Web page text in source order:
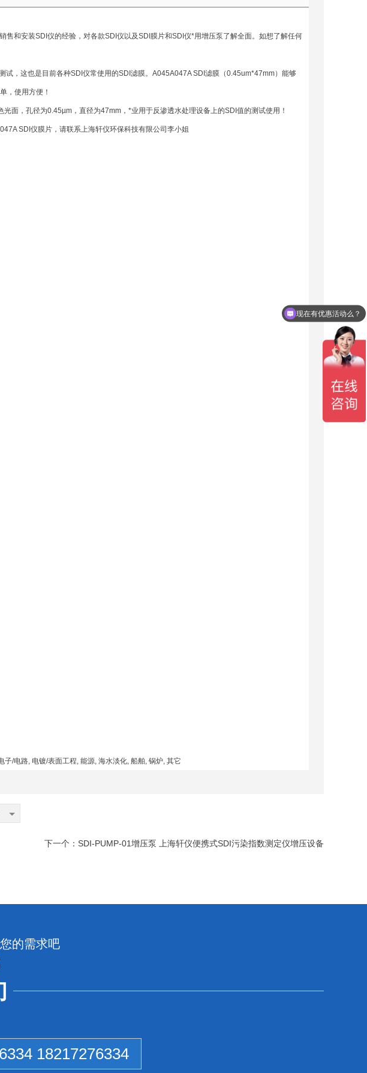
和安装SDI仪的经验，对各款SDI仪以及SDI膜片和SDI仪*用增压泵了解全面。如想了解任何
，这也是目前各种SDI仪常使用的SDI滤膜。A045A047A SDI滤膜（0.45um*47mm）能够
，使用方便！
面，孔径为0.45µm，直径为47mm，*业用于反渗透水处理设备上的SDI值的测试使用！
SDI仪膜片，请联系上海轩仪环保科技有限公司李小姐
/电路, 电镀/表面工程, 能源, 海水淡化, 船舶, 锅炉, 其它
下一个： SDI-PUMP-01增压泵 上海轩仪便携式SDI污染指数测定仪增压设备
的需求吧
18217276334
现在有优惠活动么？